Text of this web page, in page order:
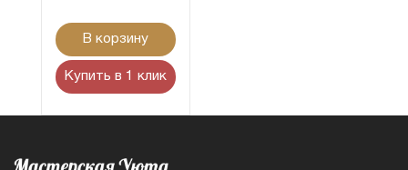
В корзину
Купить в 1 клик